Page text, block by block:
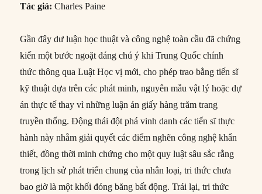
Tác giả: Charles Paine
Gần đây dư luận học thuật và công nghệ toàn cầu đã chứng
kiến một bước ngoặt đáng chú ý khi Trung Quốc chính
thức thông qua Luật Học vị mới, cho phép trao bằng tiến sĩ
kỹ thuật dựa trên các phát minh, nguyên mẫu vật lý hoặc dự
án thực tế thay vì những luận án giấy hàng trăm trang
truyền thống. Động thái đột phá vinh danh các tiến sĩ thực
hành này nhằm giải quyết các điểm nghẽn công nghệ khẩn
thiết, đồng thời minh chứng cho một quy luật sâu sắc rằng
trong lịch sử phát triển chung của nhân loại, tri thức chưa
bao giờ là một khối đóng băng bất động. Trái lại, tri thức